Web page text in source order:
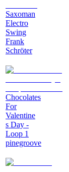
Saxoman
Electro
Swing
Frank
Schröter
Chocolates
For
Valentine
s Day -
Loop 1
pinegroove